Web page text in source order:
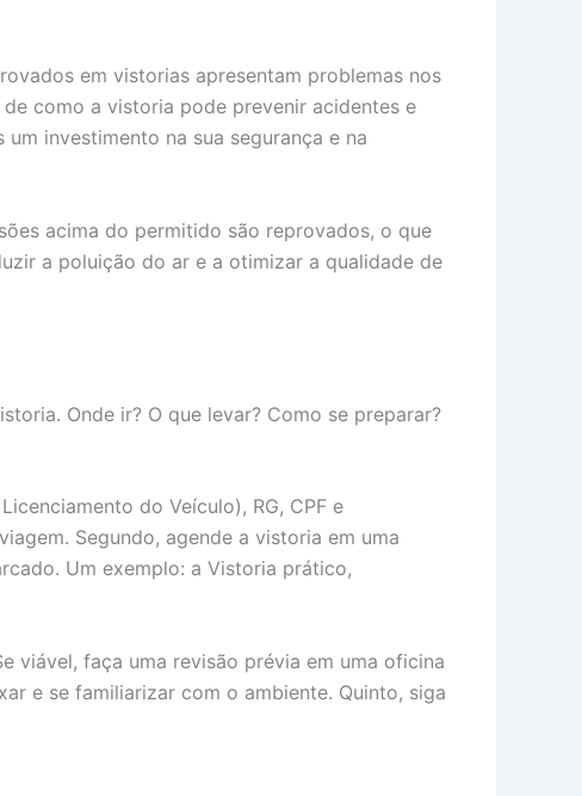
em vistorias apresentam problemas nos
de como a vistoria pode prevenir acidentes e
investimento na sua segurança e na
acima do permitido são reprovados, o que
a poluição do ar e a otimizar a qualidade de
Onde ir? O que levar? Como se preparar?
do Veículo), RG, CPF e
Segundo, agende a vistoria em uma
Um exemplo: a Vistoria prático,
viável, faça uma revisão prévia em uma oficina
e se familiarizar com o ambiente. Quinto, siga